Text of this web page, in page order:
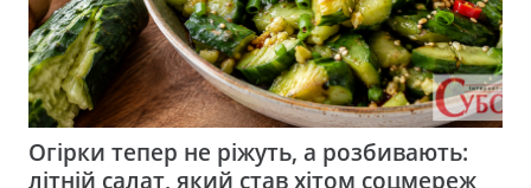
Огірки тепер не ріжуть, а розбивають:
літній салат, який став хітом соцмереж